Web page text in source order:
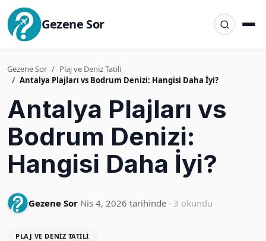
Gezene Sor
Gezene Sor
Plaj ve Deniz Tatili
Antalya Plajları vs Bodrum Denizi: Hangisi Daha İyi?
Antalya Plajları vs
Bodrum Denizi:
Hangisi Daha İyi?
Gezene Sor Nis 4, 2026 tarihinde · 3 okundu
PLAJ VE DENIZ TATILI